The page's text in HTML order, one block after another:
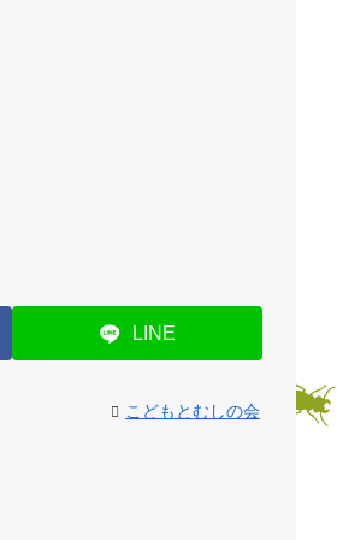
LINE
こどもとむしの会